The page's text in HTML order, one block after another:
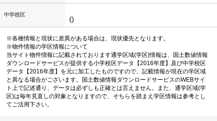
中学校区
()
※各種情報と現状に差異がある場合は、現状優先となります。
※物件情報の学区情報について
当サイト物件情報に記載されております通学区域(学区)情報は、国土数値情報
ダウンロードサービスが提供する小学校区データ【2016年度】及び中学校区
データ【2016年度】を元に加工したものですので、記載情報が現在の学区域
と異なる場合がございます。国土数値情報ダウンロードサービスのWEBサイ
ト上で記述通り、データは必ずしも正確とは言えません。また、通学区域(学
区)は毎年見直しの対象となりますので、そちらを踏まえ学区情報は参考とし
てご活用下さい。